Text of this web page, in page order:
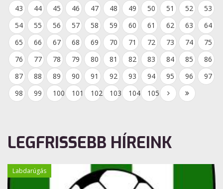
43
44 45 46 47 48 49 50 51 52
53
54
55 56 57 58 59 60 61 62 63
64
65
66 67 68 69 70 71 72 73 74
75
76
77 78 79 80 81 82 83 84 85
86
87
88 89 90 91 92 93 94 95 96
97
98
99 100 101 102 103 104 105
LEGFRISSEBB HÍREINK
Labdarúgás